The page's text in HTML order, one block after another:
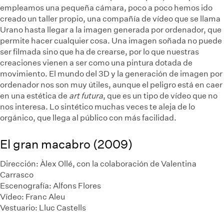
empleamos una pequeña cámara, poco a poco hemos ido
creado un taller propio, una compañía de vídeo que se llama
Urano hasta llegar a la imagen generada por ordenador, que
permite hacer cualquier cosa. Una imagen soñada no puede
ser filmada sino que ha de crearse, por lo que nuestras
creaciones vienen a ser como una pintura dotada de
movimiento. El mundo del 3D y la generación de imagen por
ordenador nos son muy útiles, aunque el peligro está en caer
en una estética de art futura, que es un tipo de vídeo que no
nos interesa. Lo sintético muchas veces te aleja de lo
orgánico, que llega al público con más facilidad.
El gran macabro (2009)
Dirección: Àlex Ollé, con la colaboración de Valentina
Carrasco
Escenografía: Alfons Flores
Vídeo: Franc Aleu
Vestuario: Lluc Castells